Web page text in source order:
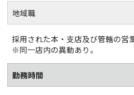
地域職
採用された本・支店及び管轄の営
※同一店内の異動あり。
勤務時間